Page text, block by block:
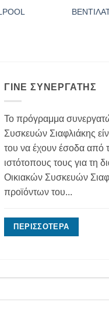
ΓΊΝΕ ΣΥΝΕΡΓΆΤΗΣ
Το πρόγραμμα
Συσκευών Σιαφλιάκης
του να έχουν έσοδα από
ιστότοπους τους για τη
Οικιακών Συσκευών
προϊόντων του...
ΠΕΡΙΣΣΌΤΕΡΑ